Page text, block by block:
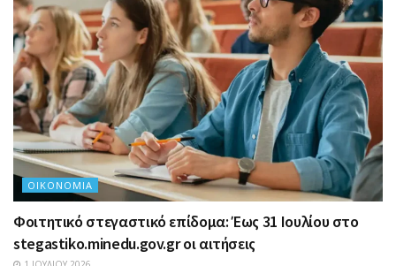
ΟΙΚΟΝΟΜΊΑ
Φοιτητικό στεγαστικό επίδομα: Έως 31 Ιουλίου στο
stegastiko.minedu.gov.gr οι αιτήσεις